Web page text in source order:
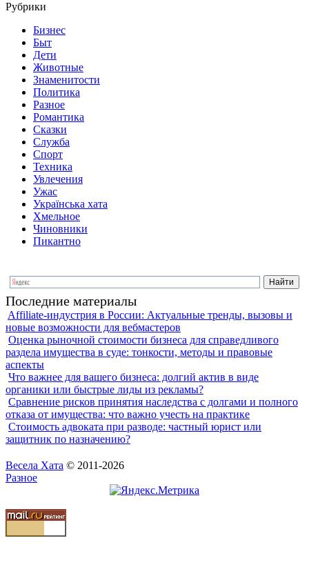
Рубрики
Бизнес
Быт
Дети
Животные
Знаменитости
Политика
Разное
Романтика
Сказки
Служба
Спорт
Техника
Увлечения
Ужас
Українська хата
Хмельное
Чиновники
Пикантно
Последние материалы
Affiliate-индустрия в России: Актуальные тренды, вызовы и
новые возможности для вебмастеров
Оценка рыночной стоимости бизнеса для справедливого
раздела имущества в суде: тонкости, методы и правовые
аспекты
Что важнее для вашего бизнеса: долгий актив в виде
органики или быстрые лиды из рекламы?
Сравнение рисков принятия наследства с долгами и полного
отказа от имущества: что важно учесть на практике
Стоимость адвоката при разводе: частный юрист или
защитник по назначению?
Весела Хата © 2011-2026
Разное